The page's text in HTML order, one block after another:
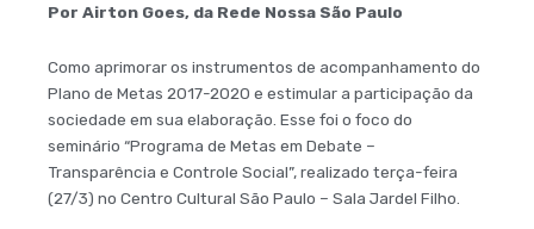
Por Airton Goes, da Rede Nossa São Paulo
Como aprimorar os instrumentos de acompanhamento do
Plano de Metas 2017-2020 e estimular a participação da
sociedade em sua elaboração. Esse foi o foco do
seminário “Programa de Metas em Debate –
Transparência e Controle Social”, realizado terça-feira
(27/3) no Centro Cultural São Paulo – Sala Jardel Filho.